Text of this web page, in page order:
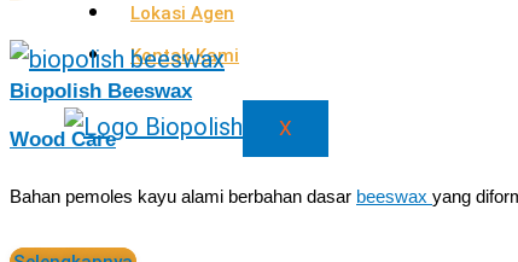
Lokasi Agen
Kontak Kami
X
Biopolish Beeswax
Wood Care
Bahan pemoles kayu alami berbahan dasar beeswax yang